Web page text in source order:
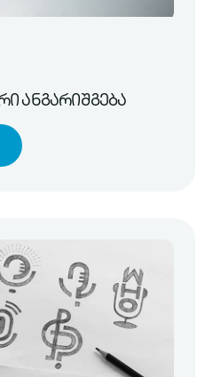
ანგარიშგება